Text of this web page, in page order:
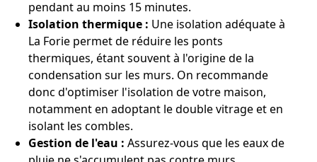
pendant au moins 15 minutes.
Isolation thermique : Une isolation adéquate à
La Forie permet de réduire les ponts
thermiques, étant souvent à l'origine de la
condensation sur les murs. On recommande
donc d'optimiser l'isolation de votre maison,
notamment en adoptant le double vitrage et en
isolant les combles.
Gestion de l'eau : Assurez-vous que les eaux de